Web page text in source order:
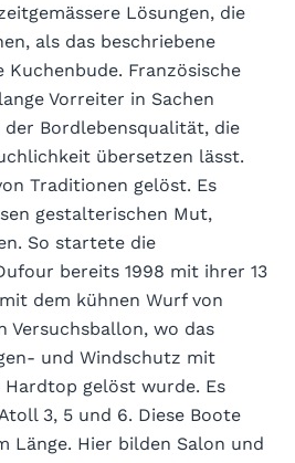
Lösungen, die
als das beschriebene
Kuchenbude. Französische
Vorreiter in Sachen
der Bordlebensqualität, die
übersetzen lässt.
Traditionen gelöst. Es
gestalterischen Mut,
So startete die
bereits 1998 mit ihrer 13
dem kühnen Wurf von
Versuchsballon, wo das
und Windschutz mit
gelöst wurde. Es
3, 5 und 6. Diese Boote
Länge. Hier bilden Salon und